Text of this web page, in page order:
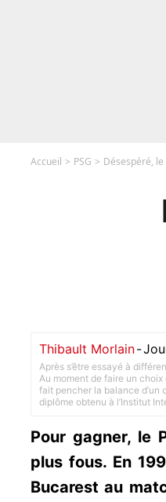
Accueil PSG Désespéré,
Thibault Morlain-
Après s’être essayé à
Au moment de faire un
fait pencher la balance d’un
diplôme obtenu à l’Institut
Pour gagner, le
plus fous. En
Bucarest au